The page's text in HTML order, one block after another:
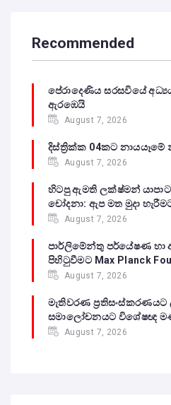
Recommended
පේරාදෙණිය සරසවියේ
ඇරඹෙයි
August 7, 2026
දිස්ත්‍රික්ක 04කට නායයෑමේ
August 7, 2026
හිටපු ඇමති ලක්ෂ්මන්
චෝදනා: ඇප මත මුදා
August 7, 2026
පාර්ලිමේන්තු පර්යේෂණ හා
පිහිටුවීමට Max Planck
August 7, 2026
මැතිවරණ
සමාලෝචනයට විශේෂඥ
August 7, 2026